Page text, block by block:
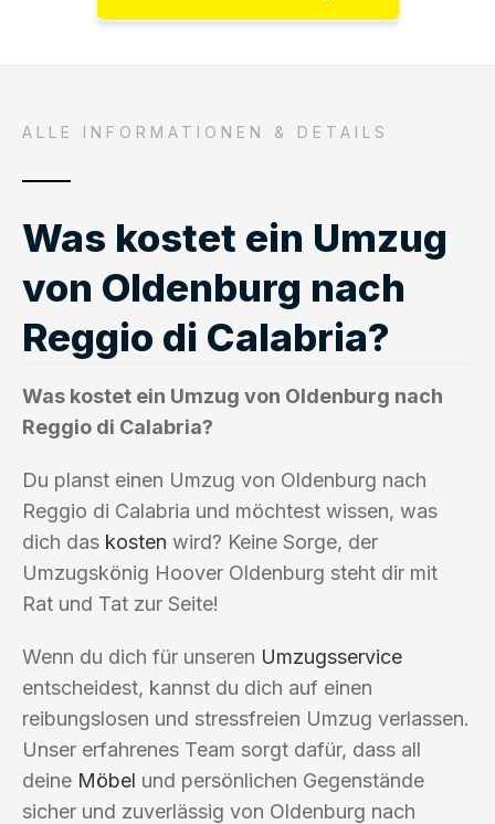
ALLE INFORMATIONEN & DETAILS
Was kostet ein Umzug
von Oldenburg nach
Reggio di Calabria?
Was kostet ein Umzug von Oldenburg nach
Reggio di Calabria?
Du planst einen Umzug von Oldenburg nach
Reggio di Calabria und möchtest wissen, was
dich das kosten wird? Keine Sorge, der
Umzugskönig Hoover Oldenburg steht dir mit
Rat und Tat zur Seite!
Wenn du dich für unseren Umzugsservice
entscheidest, kannst du dich auf einen
reibungslosen und stressfreien Umzug verlassen.
Unser erfahrenes Team sorgt dafür, dass all
deine Möbel und persönlichen Gegenstände
sicher und zuverlässig von Oldenburg nach